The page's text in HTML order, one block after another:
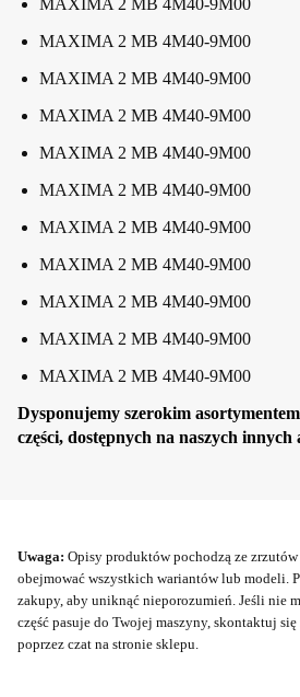
MAXIMA 2 MB 4M40-9M00
MAXIMA 2 MB 4M40-9M00
MAXIMA 2 MB 4M40-9M00
MAXIMA 2 MB 4M40-9M00
MAXIMA 2 MB 4M40-9M00
MAXIMA 2 MB 4M40-9M00
MAXIMA 2 MB 4M40-9M00
MAXIMA 2 MB 4M40-9M00
MAXIMA 2 MB 4M40-9M00
MAXIMA 2 MB 4M40-9M00
Dysponujemy szerokim
części, dostępnych na naszych innych
Uwaga: Opisy produktów pochodzą ze
obejmować wszystkich wariantów lub modeli.
zakupy, aby uniknąć nieporozumień. Jeśli nie
część pasuje do Twojej maszyny, skontaktuj
poprzez czat na stronie sklepu.